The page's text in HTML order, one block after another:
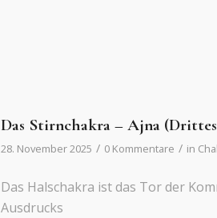
Das Stirnchakra – Ajna
28. November 2025 / 0 Kommentare / in
Das Halschakra ist das Tor der
Ausdrucks